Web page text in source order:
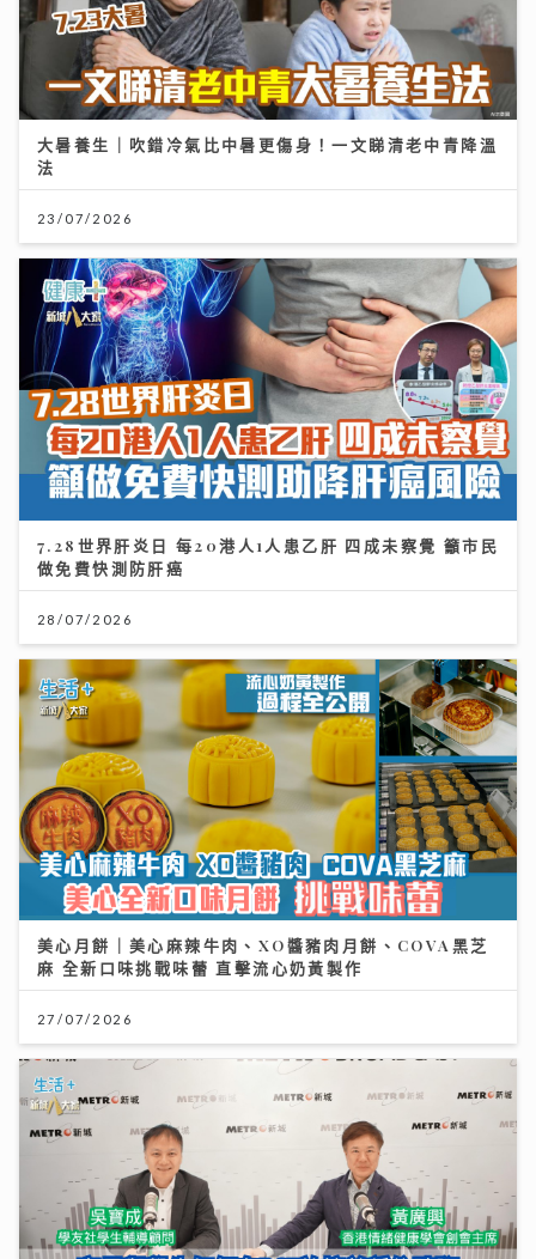
大暑養生｜吹錯冷氣比中暑更傷身！一文睇清老中青降溫
法
23/07/2026
7.28世界肝炎日 每20港人1人患乙肝 四成未察覺 籲市民
做免費快測防肝癌
28/07/2026
美心月餅｜美心麻辣牛肉、XO醬豬肉月餅、COVA黑芝
麻 全新口味挑戰味蕾 直擊流心奶黃製作
27/07/2026